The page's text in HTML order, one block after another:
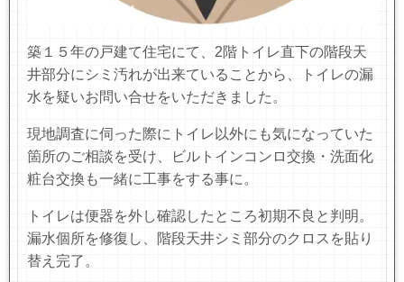
築１５年の戸建て住宅にて、2階トイレ直下の階段天
井部分にシミ汚れが出来ていることから、トイレの漏
水を疑いお問い合せをいただきました。
現地調査に伺った際にトイレ以外にも気になっていた
箇所のご相談を受け、ビルトインコンロ交換・洗面化
粧台交換も一緒に工事をする事に。
トイレは便器を外し確認したところ初期不良と判明。
漏水個所を修復し、階段天井シミ部分のクロスを貼り
替え完了。